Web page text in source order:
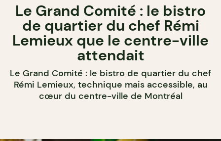
Le Grand Comité : le bistro
de quartier du chef Rémi
Lemieux que le centre-ville
attendait
Le Grand Comité : le bistro de quartier du chef
Rémi Lemieux, technique mais accessible, au
cœur du centre-ville de Montréal